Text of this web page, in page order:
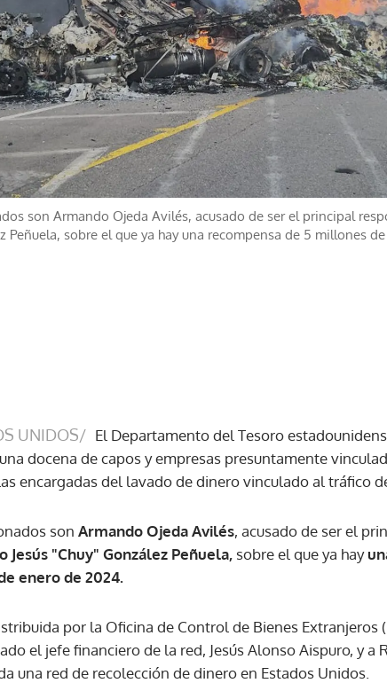
son Armando Ojeda Avilés, acusado de ser el principal
Peñuela, sobre el que ya hay una recompensa de 5 millones
UNIDOS/ El Departamento del Tesoro
docena de capos y empresas presuntamente
encargadas del lavado de dinero vinculado al tráfico
son Armando Ojeda Avilés, acusado de ser el
Jesús "Chuy" González Peñuela, sobre el que ya hay
enero de 2024.
por la Oficina de Control de Bienes Extranjeros
el jefe financiero de la red, Jesús Alonso Aispuro, y a
una red de recolección de dinero en Estados Unidos.